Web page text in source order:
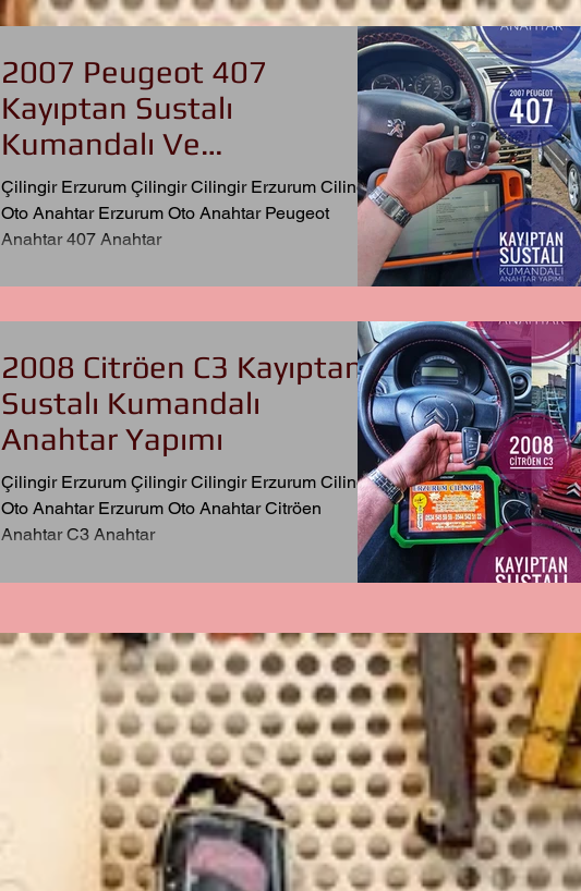
2007 Peugeot 407
Kayıptan Sustalı
Kumandalı Ve
İmmobilizerli Anahtar
Yapımı
Çilingir Erzurum Çilingir Cilingir Erzurum Cilingir
Oto Anahtar Erzurum Oto Anahtar Peugeot
Anahtar 407 Anahtar
2008 Citröen C3 Kayıptan
Sustalı Kumandalı
Anahtar Yapımı
Çilingir Erzurum Çilingir Cilingir Erzurum Cilingir
Oto Anahtar Erzurum Oto Anahtar Citröen
Anahtar C3 Anahtar